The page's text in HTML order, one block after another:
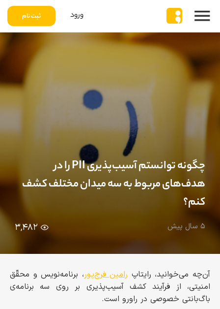
ورود ثبت نام
چگونه توانستم آسیب‌پذیری PII را در
هدف‌های مربوط به سه میدان مختلف کشف
کنم؟
۵ سال پیش ۳,۴۸۲
آن‌چه می‌خوانید، رایتاپ رامین فرج‌پور، برنامه‌نویس و محقّق
امنیتی، از فرآیند کشف آسیب‌پذیری بر روی سه برنامه‌ی
باگ‌بانتی خصوصی در راورو است.